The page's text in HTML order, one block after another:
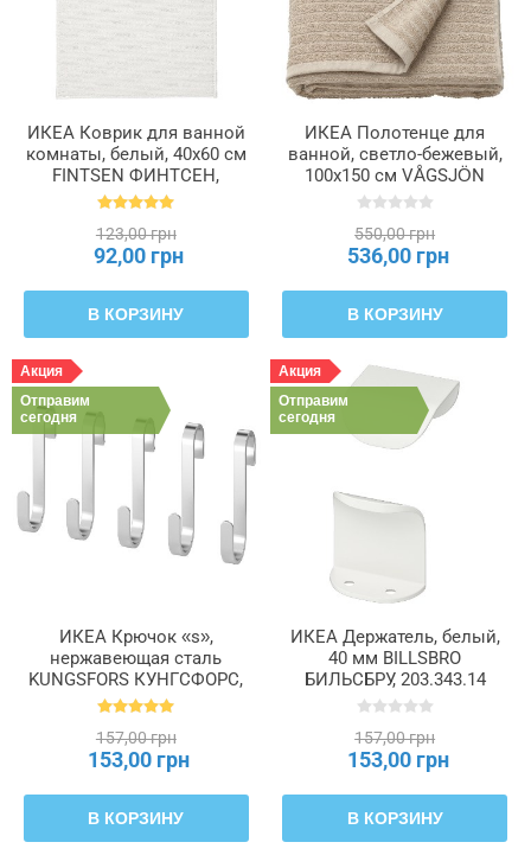
ИКЕА Коврик для ванной
комнаты, белый, 40x60 см
FINTSEN ФИНТСЕН,
904.437.05
123,00 грн
92,00 грн
В КОРЗИНУ
ИКЕА Полотенце для
ванной, светло-бежевый,
100x150 см VÅGSJÖN
ВОГШЁН, 806.073.68
550,00 грн
536,00 грн
В КОРЗИНУ
Акция
Отправим
сегодня
ИКЕА Крючок «s»,
нержавеющая сталь
KUNGSFORS КУНГСФОРС,
203.349.22
157,00 грн
153,00 грн
В КОРЗИНУ
Акция
Отправим
сегодня
ИКЕА Держатель, белый,
40 мм BILLSBRO
БИЛЬСБРУ, 203.343.14
157,00 грн
153,00 грн
В КОРЗИНУ